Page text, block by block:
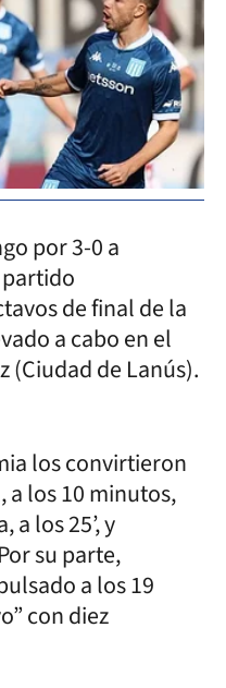
por 3-0 a
de final de la
a cabo en el
(Ciudad de Lanús).
los convirtieron
a los 10 minutos,
los 25’, y
su parte,
a los 19
con diez